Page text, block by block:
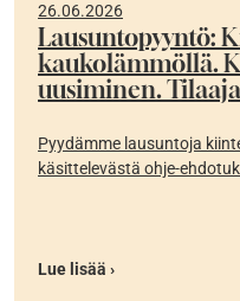
26.06.2026
Lausuntopyyntö:
kaukolämmöllä.
uusiminen.
Pyydämme lausuntoja
käsittelevästä ohje-
Lue lisää ›